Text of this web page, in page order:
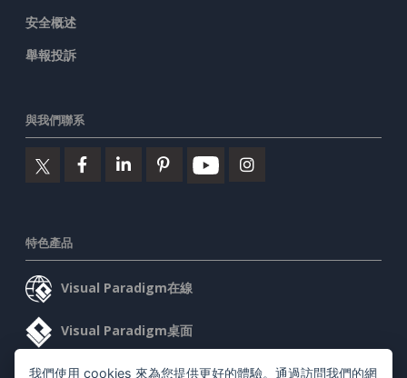
安全概述
舉報投訴
與我們聯系
特色產品
Visual Paradigm在線
Visual Paradigm桌面
我們使用 cookies 來為您提供更好的體驗。通過訪問我們的網